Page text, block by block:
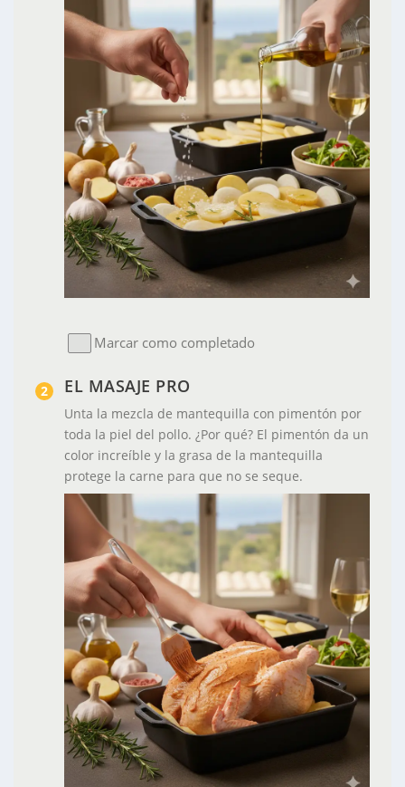
Marcar como completado
EL MASAJE PRO
Unta la mezcla de mantequilla con pimentón por
toda la piel del pollo. ¿Por qué? El pimentón da un
color increíble y la grasa de la mantequilla
protege la carne para que no se seque.